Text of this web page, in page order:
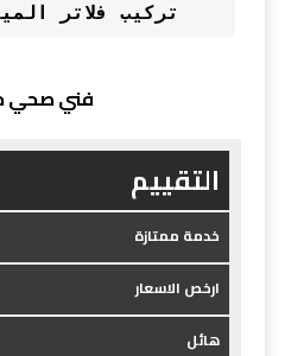
تركيب فلاتر
فني صحي
التقييم
خدمة ممتازة
ارخص الاسعار
هائل